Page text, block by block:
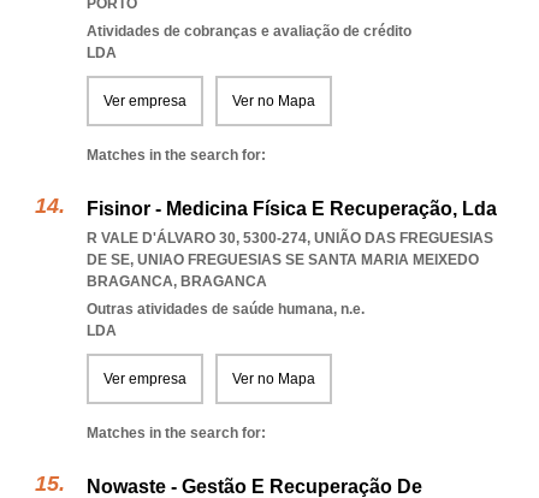
PORTO
Atividades de cobranças e avaliação de crédito
LDA
Ver empresa Ver no Mapa
Matches in the search for:
Fisinor - Medicina Física E Recuperação, Lda
R VALE D'ÁLVARO 30, 5300-274, UNIÃO DAS FREGUESIAS
DE SE, UNIAO FREGUESIAS SE SANTA MARIA MEIXEDO
BRAGANCA, BRAGANCA
Outras atividades de saúde humana, n.e.
LDA
Ver empresa Ver no Mapa
Matches in the search for:
Nowaste - Gestão E Recuperação De